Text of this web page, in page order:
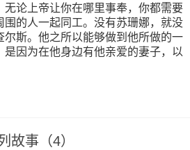
无论上帝让你在哪里事奉，你都需要
围的人一起同工。没有苏珊娜，就没
尔斯。他之所以能够做到他所做的一
是因为在他身边有他亲爱的妻子，以
事（4）